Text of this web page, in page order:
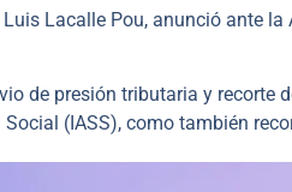
Lacalle Pou, anunció ante
de presión tributaria y recorte
(IASS), como también